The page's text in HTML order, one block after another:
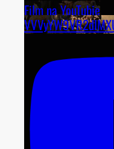
Film na YouTubie